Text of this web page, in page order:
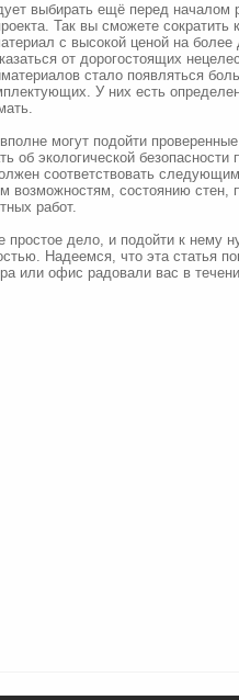
выбирать ещё перед началом
Так вы сможете сократить
с высокой ценой на
от дорогостоящих
стало появляться
У них есть
могут подойти
об экологической безопасности
соответствовать
возможностям, состоянию стен,
работ.
простое дело, и подойти к нему
Надеемся, что эта статья
или офис радовали вас в